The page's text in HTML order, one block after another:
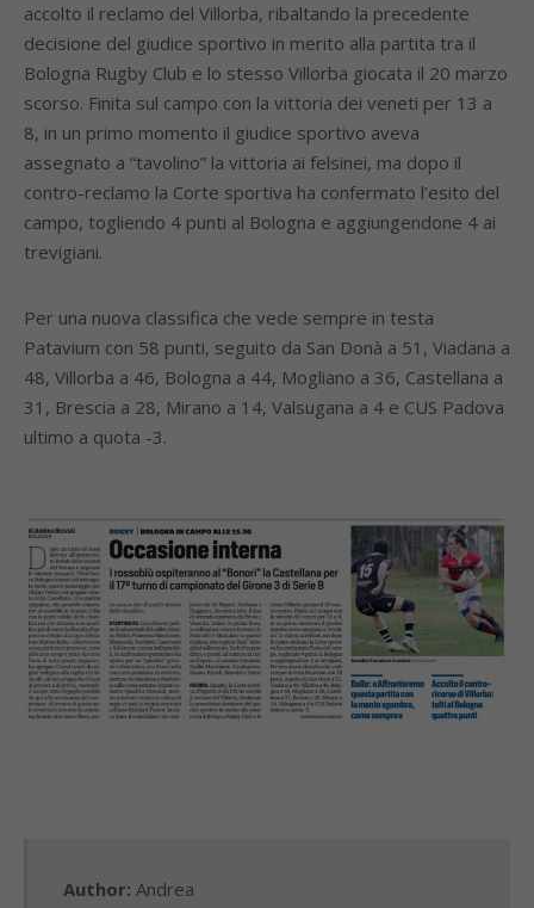
accolto il reclamo del Villorba, ribaltando la precedente
decisione del giudice sportivo in merito alla partita tra il
Bologna Rugby Club e lo stesso Villorba giocata il 20 marzo
scorso. Finita sul campo con la vittoria dei veneti per 13 a
8, in un primo momento il giudice sportivo aveva
assegnato a “tavolino” la vittoria ai felsinei, ma dopo il
contro-reclamo la Corte sportiva ha confermato l’esito del
campo, togliendo 4 punti al Bologna e aggiungendone 4 ai
trevigiani.
Per una nuova classifica che vede sempre in testa
Patavium con 58 punti, seguito da San Donà a 51, Viadana a
48, Villorba a 46, Bologna a 44, Mogliano a 36, Castellana a
31, Brescia a 28, Mirano a 14, Valsugana a 4 e CUS Padova
ultimo a quota -3.
Author: Andrea